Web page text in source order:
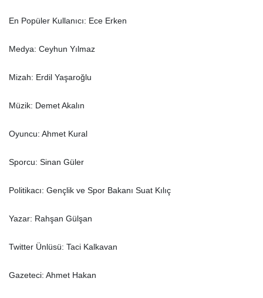
En Popüler Kullanıcı: Ece Erken
Medya: Ceyhun Yılmaz
Mizah: Erdil Yaşaroğlu
Müzik: Demet Akalın
Oyuncu: Ahmet Kural
Sporcu: Sinan Güler
Politikacı: Gençlik ve Spor Bakanı Suat Kılıç
Yazar: Rahşan Gülşan
Twitter Ünlüsü: Taci Kalkavan
Gazeteci: Ahmet Hakan